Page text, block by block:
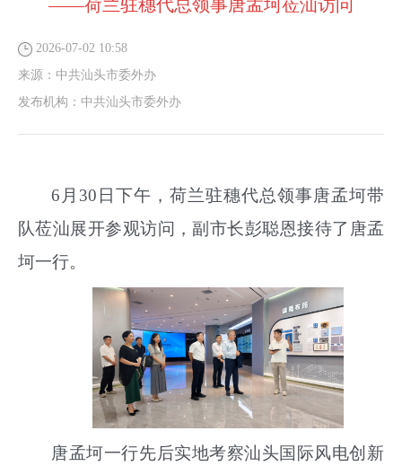
——荷兰驻穗代总领事唐孟坷莅汕访问
2026-07-02 10:58
来源： 中共汕头市委外办
发布机构： 中共汕头市委外办
6月30日下午，荷兰驻穗代总领事唐孟坷带
队莅汕展开参观访问，副市长彭聪恩接待了唐孟
坷一行。
唐孟坷一行先后实地考察汕头国际风电创新